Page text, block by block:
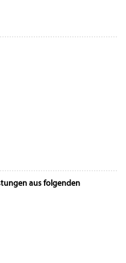
aus folgenden